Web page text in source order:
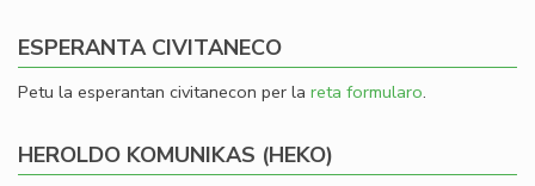
ESPERANTA CIVITANECO
Petu la esperantan civitanecon per la reta formularo.
HEROLDO KOMUNIKAS (HEKO)